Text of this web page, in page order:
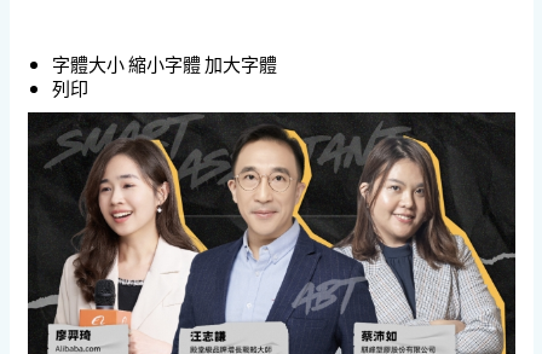
字體大小縮小字體加大字體
列印